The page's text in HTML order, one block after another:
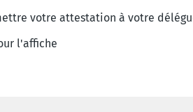
votre attestation à votre
l'affiche